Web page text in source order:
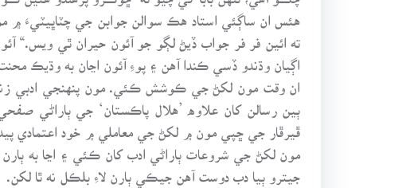
هئس ان ساڳئي استاد هڪ سوالن جوابن جي چٽاڀيٽيءَ ۾
ته ائين فر فر جواب ڏيڻ لڳو جو آئون حيران ٿي ويس.“
اڳيان وڌندو ڏسي ڪندا آهن ۽ پوءِ آئون اڃان به وڌيڪ
ان وقت مون لکڻ جي ڪوشش ڪئي. مون پنهنجي ادبي
ٻين رسالن کان علاوه ’هلال پاڪستان‘ جي ٻاراڻي
ڦيرڦار جي ڇپي مون ۾ لکڻ جي معاملي ۾ خود اعتمادي
مون لکڻ جي شروعات ٻاراڻي ادب کان ڪئي ۽ اڃا به ٻارن
جيترو ٻيا دب دوست آهن جيڪي ٻارن لاءِ بلڪل نه ٿا لکن.